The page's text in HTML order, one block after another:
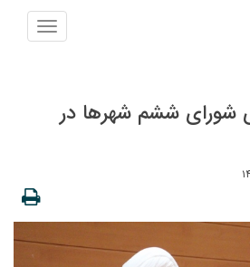
نمایش
منو
شورای ششم شهرها در